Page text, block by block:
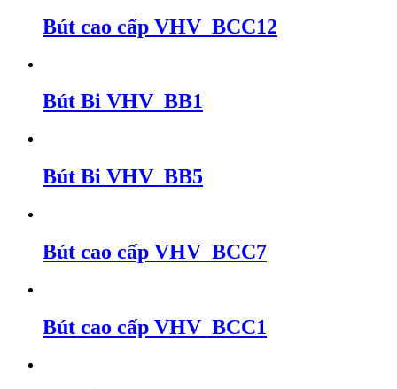
Bút cao cấp VHV_BCC12
Bút Bi VHV_BB1
Bút Bi VHV_BB5
Bút cao cấp VHV_BCC7
Bút cao cấp VHV_BCC1